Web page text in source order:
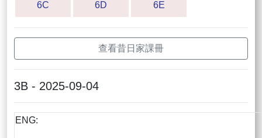
6C 6D 6E
查看昔日家課冊
3B - 2025-09-04
ENG: